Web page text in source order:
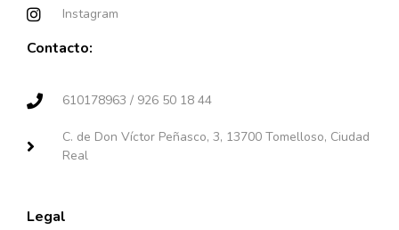
Instagram
Contacto:
610178963 / 926 50 18 44
C. de Don Víctor Peñasco, 3, 13700 Tomelloso, Ciudad
Real
Legal